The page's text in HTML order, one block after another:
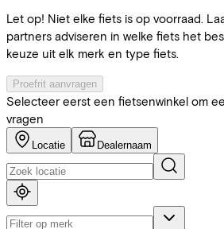
Let op! Niet elke fiets is op voorraad.
partners adviseren in welke fiets het
keuze uit elk merk en type fiets.
Proefrit aanvragen
Selecteer eerst een fietsenwinkel om
vragen
Locatie Dealernaam